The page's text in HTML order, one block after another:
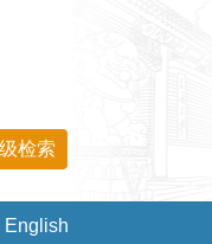
English